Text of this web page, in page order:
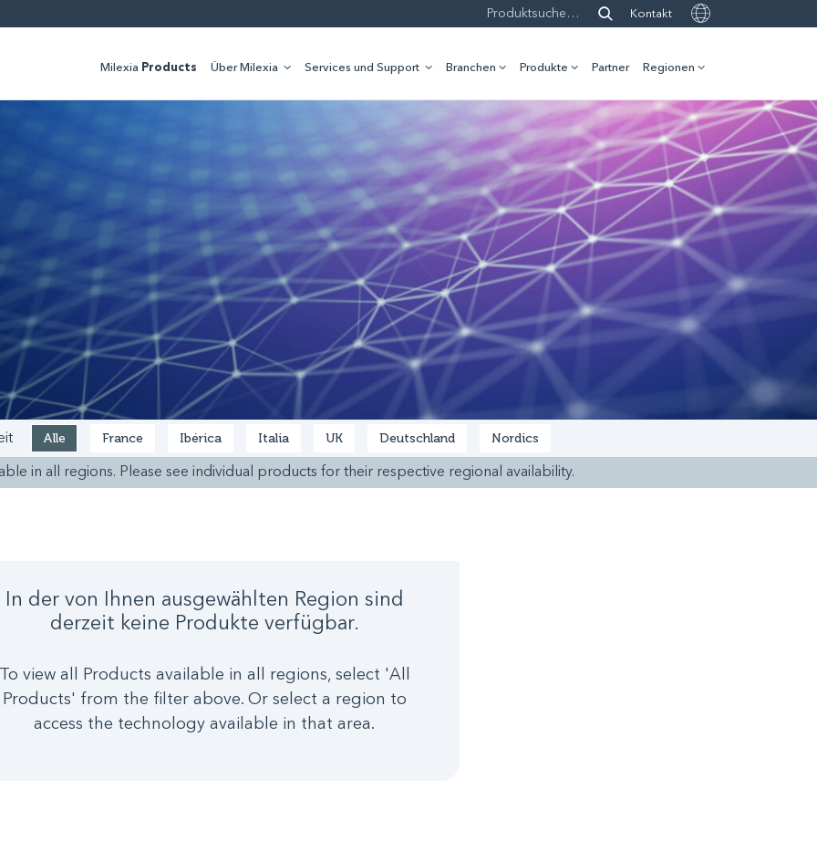
Kontakt
Milexia Products Über Milexia Services und Support Branchen Produkte Partner Regionen
Alle France Ibérica Italia UK Deutschland Nordics
in all regions. Please see individual products for their respective regional availability.
In der von Ihnen ausgewählten Region sind
derzeit keine Produkte verfügbar.
view all Products available in all regions, select 'All
Products' from the filter above. Or select a region to
access the technology available in that area.